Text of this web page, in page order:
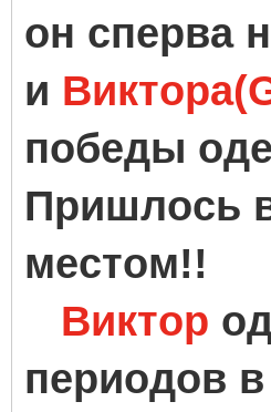
он сперва
и
победы
Пришлось
местом!!
Виктор
периодов